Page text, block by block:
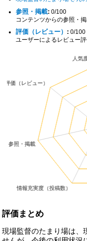
参照・掲載: 0/100
コンテンツからの参照・
評価（レビュー） : 0/100
ユーザーによるレビュー
評価まとめ
現場監督のたまり場は、